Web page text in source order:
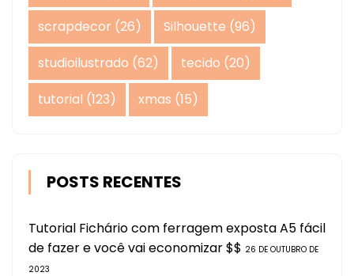
scrapdecor (26) Silhouette (96)
studioilustrado (62) tecido (20)
tutorial (123) xmas (15)
POSTS RECENTES
Tutorial Fichário com ferragem exposta A5 fácil
de fazer e você vai economizar $$ 26 DE OUTUBRO DE
2023